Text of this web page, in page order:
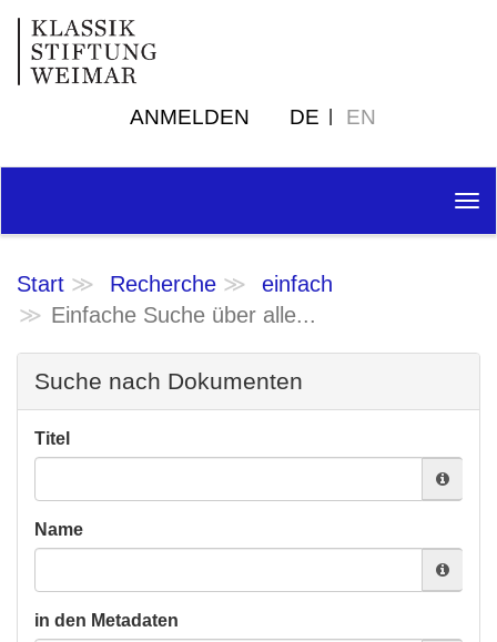
ANMELDEN DE EN
Start Recherche
einfach
Einfache Suche über alle...
Suche nach Dokumenten
Titel
Name
in den Metadaten